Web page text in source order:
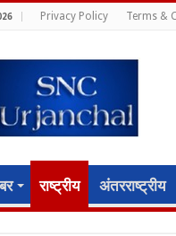
Privacy Policy Terms &
राष्ट्रीय अंतरराष्ट्रीय